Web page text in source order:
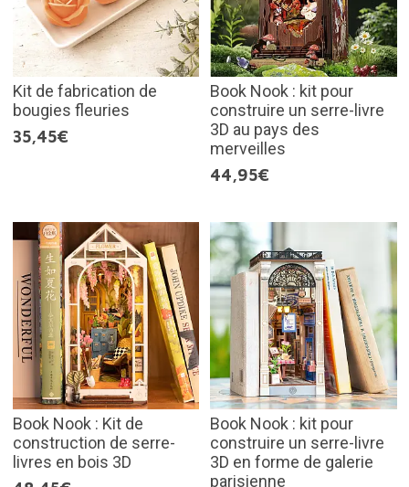
Kit de fabrication de
bougies fleuries
35,45€
Book Nook : kit pour
construire un serre-livre
3D au pays des
merveilles
44,95€
Book Nook : Kit de
construction de serre-
livres en bois 3D
Book Nook : kit pour
construire un serre-livre
3D en forme de galerie
parisienne